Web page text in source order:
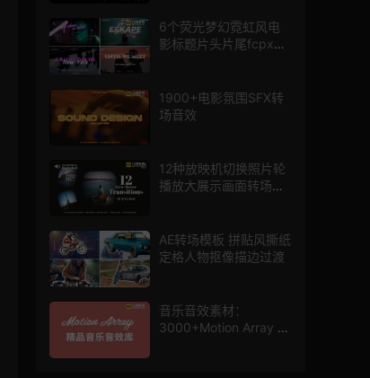
6个荧光梦幻霓虹风电
影标题片头片尾fcpx插
1900+电影氛围SFX转
场音效
12种放映机切换照片轮
播放大展示画面转场动
AE转场模板 拼贴风撕纸
定格人物抠像描边过渡
音乐音效素材：
3000+Motion Array 影